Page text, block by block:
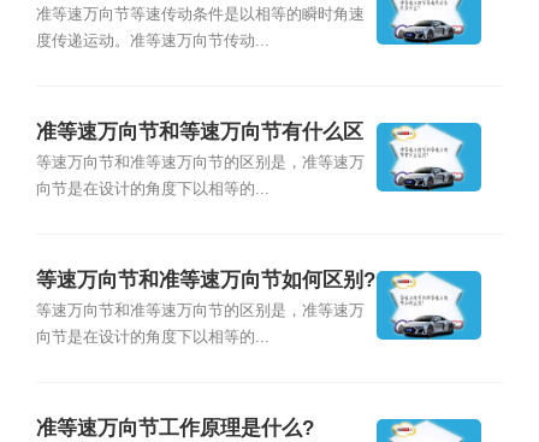
准等速万向节等速传动条件是以相等的瞬时角速
度传递运动。准等速万向节传动...
准等速万向节和等速万向节有什么区
别?
等速万向节和准等速万向节的区别是，准等速万
向节是在设计的角度下以相等的...
等速万向节和准等速万向节如何区别?
等速万向节和准等速万向节的区别是，准等速万
向节是在设计的角度下以相等的...
准等速万向节工作原理是什么?